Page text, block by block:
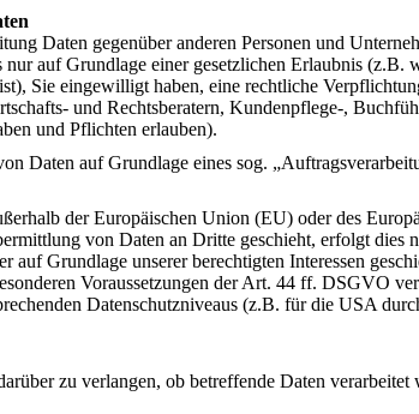
Daten gegenüber anderen Personen und
auf Grundlage einer gesetzlichen Erlaubnis
Sie eingewilligt haben, eine rechtliche
und Rechtsberatern, Kundenpflege-,
und Pflichten erlauben).
Daten auf Grundlage eines sog.
der Europäischen Union (EU) oder des
von Daten an Dritte geschieht, erfolgt
auf Grundlage unserer berechtigten Interessen
Voraussetzungen der Art. 44 ff. DSGVO
Datenschutzniveaus (z.B. für die USA
zu verlangen, ob betreffende Daten